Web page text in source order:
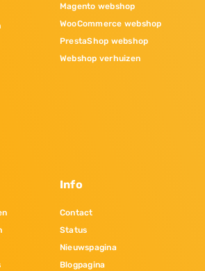
Magento webshop
WooCommerce webshop
PrestaShop webshop
Webshop verhuizen
Info
Contact
Status
Nieuwspagina
Blogpagina